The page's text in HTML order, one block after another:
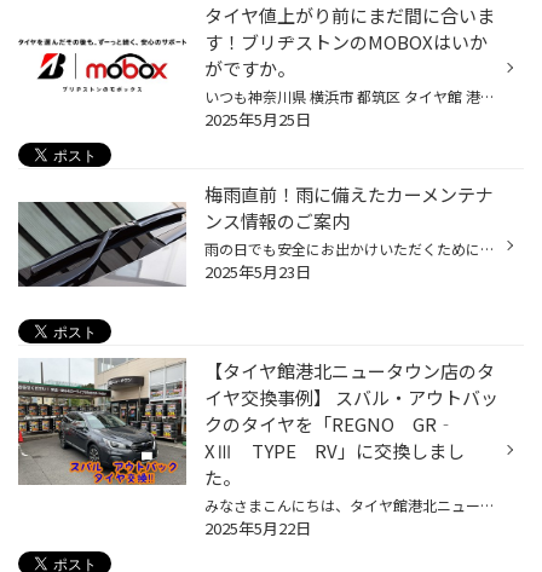
タイヤ値上がり前にまだ間に合いま
す！ブリヂストンのMOBOXはいか
がですか。
いつも神奈川県 横浜市 都筑区 タイヤ館 港北ニュータウン店のWebを御覧の皆様ありがとうございます♪ タイヤ館は、あなたの町の "タイヤ専門店"です。 2025年6月1日よりブリヂストンタイヤが値上がりとなりますが 「 タイヤの月々の定額サービスで タイヤ館で取り付けできる ブリヂストン MOBOX」な...
2025年5月25日
梅雨直前！雨に備えたカーメンテナ
ンス情報のご案内
雨の日でも安全にお出かけいただくために、事前の点検やメンテナンスをオススメしたい 3つのカーメンテナンスポイントをお伝えいたします。 【梅雨前メンテナンスポイント3選！】 ■ワイパー ワイパーが劣化すると、雨の日の視界が悪くなります。 梅雨に入ると雨の日が長くつづくこともしばしば。 年...
2025年5月23日
【タイヤ館港北ニュータウン店のタ
イヤ交換事例】 スバル・アウトバッ
クのタイヤを「REGNO GR‐
XⅢ TYPE RV」に交換しまし
た。
みなさまこんにちは、タイヤ館港北ニュータウン店のスタッフ、羽田野です。 当店のホームページをご覧いただきありがとうございます。 さて本日はスバル・アウトバックのタイヤ交換をご紹介します。 お客さまご自身でタイヤの溝の状態を確認し、 かなりすり減っていると感じられ、当店にご来店。 タ...
2025年5月22日